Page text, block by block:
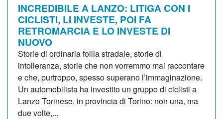
INCREDIBILE A LANZO: LITIGA CON I
CICLISTI, LI INVESTE, POI FA
RETROMARCIA E LO INVESTE DI
NUOVO
Storie di ordinaria follia stradale, storie di
intolleranza, storie che non vorremmo mai raccontare
e che, purtroppo, spesso superano l’immaginazione.
Un automobilista ha investito un gruppo di ciclisti a
Lanzo Torinese, in provincia di Torino: non una, ma
due volte,...